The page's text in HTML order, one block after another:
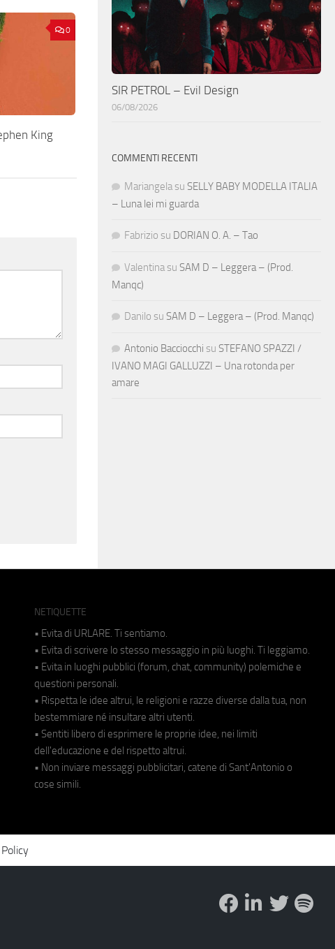
0
King
SIR PETROL – Evil Design
06/08/2026
COMMENTI RECENTI
Mariangela su SELLY BABY MODELLA ITALIA
– Luna lei mi guarda
Fabrizio su DORIAN O. A. – Tao
Valentina su SAM D – Leggera – (Prod.
Manqc)
Danilo su SAM D – Leggera – (Prod. Manqc)
Antonio Bacciocchi su STEFANO SPAZZI /
IVANO MAGI GALLUZZI – Una rotonda per
amare
NETIQUETTE
• Evita di URLARE. Ti sentiamo.
• Evita di scrivere lo stesso messaggio in più luoghi. Ti leggiamo.
• Evita in luoghi pubblici (forum, chat, community) polemiche e
questioni personali.
• Rispetta le idee altrui, le religioni e razze diverse dalla tua, non
bestemmiare né insultare altri utenti.
• Sentiti libero di esprimere le proprie idee, nei limiti
dell'educazione e del rispetto altrui.
• Non inviare messaggi pubblicitari, catene di Sant'Antonio o
cose simili.